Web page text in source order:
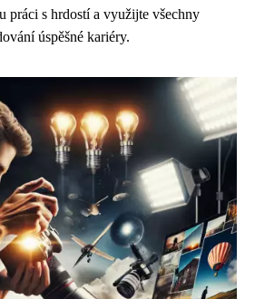
práci s hrdostí a využijte všechny
úspěšné kariéry.